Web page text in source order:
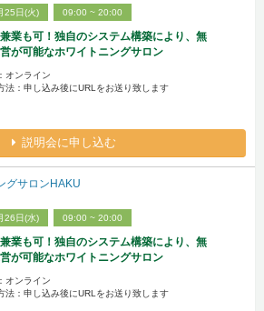
25日(火) 09:00 ~ 20:00
業も可！独自のシステム構築により、無
が可能なホワイトニングサロン
オンライン
法：申し込み後にURLをお送り致します
説明会に申し込む
グサロンHAKU
26日(水) 09:00 ~ 20:00
業も可！独自のシステム構築により、無
が可能なホワイトニングサロン
オンライン
法：申し込み後にURLをお送り致します